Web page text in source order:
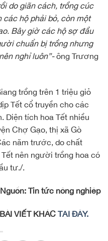
do giãn cách, trồng cúc
hộ phải bỏ, còn một
Bây giờ các hộ sợ đầu
chuẩn bị trồng nhưng
nghỉ luôn”-ông Trương
trồng trên 1 triệu giỏ
Tết cổ truyền cho các
Diện tích hoa Tết nhiều
Chợ Gạo, thị xã Gò
năm trước, do chất
nên người trồng hoa có
tư./.
Nguồn: Tin tức nông nghiệp
VIẾT KHÁC TẠI ĐÂY.